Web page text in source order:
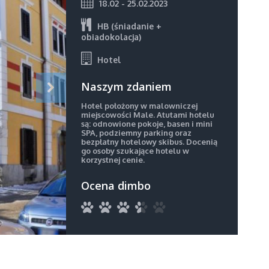
18.02 - 25.02.2023
HB (śniadanie +
obiadokolacja)
Hotel
Naszym zdaniem
Hotel położony w malowniczej
miejscowości Male. Atutami hotelu
są: odnowione pokoje, basen i mini
SPA, podziemny parking oraz
bezpłatny hotelowy skibus. Docenią
go osoby szukające hotelu w
korzystnej cenie.
Ocena dimbo